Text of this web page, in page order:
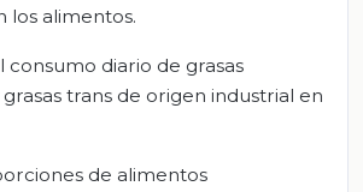
los alimentos.
consumo diario de grasas
grasas trans de origen industrial en
de alimentos